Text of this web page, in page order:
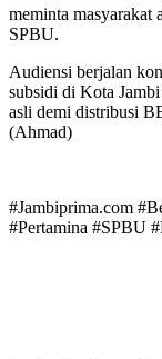
meminta masyarakat
SPBU.
Audiensi berjalan
subsidi di Kota
asli demi distribusi
(Ahmad)
#Jambiprima.com
#Pertamina #SPBU